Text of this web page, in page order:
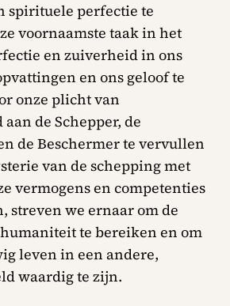
spirituele perfectie te
voornaamste taak in het
en zuiverheid in ons
en ons geloof te
onze plicht van
de Schepper, de
de Beschermer te vervullen
van de schepping met
vermogens en competenties
streven we ernaar om de
te bereiken en om
leven in een andere,
waardig te zijn.